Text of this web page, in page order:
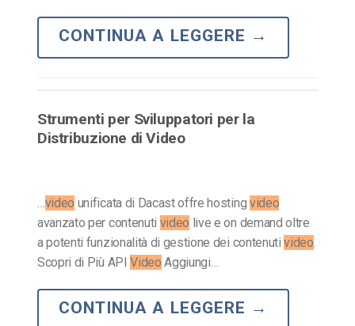
CONTINUA A LEGGERE →
Strumenti per Sviluppatori per la
Distribuzione di Video
…video unificata di Dacast offre hosting video
avanzato per contenuti video live e on demand oltre
a potenti funzionalità di gestione dei contenutivideo.
Scopri di Più APIVideo Aggiungi…
CONTINUA A LEGGERE →